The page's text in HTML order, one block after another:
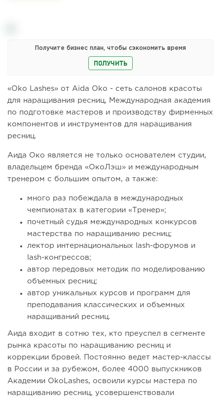
Получите бизнес план, чтобы сэкономить время
ПОЛУЧИТЬ
«Oko Lashes» от Aida Oko - сеть салонов красоты
для наращивания ресниц, Международная академия
по подготовке мастеров и производству фирменных
компонентов и инструментов для наращивания
ресниц.
Аида Око является не только основателем студии,
владельцем бренда «ОкоЛэш» и международным
тренером с большим опытом, а также:
много раз побеждала в международных
чемпионатах в категории «Тренер»;
почетный судья международных конкурсов
мастерства по наращиванию ресниц;
лектор интернациональных lash-форумов и
lash-конгрессов;
автор передовых методик по моделированию
объемных ресниц;
автор уникальных курсов и программ для
преподавания классических и объемных
наращиваний ресниц.
Аида входит в сотню тех, кто преуспел в сегменте
рынка красоты по наращиванию ресниц и
коррекции бровей. Постоянно ведет мастер-классы
в России и за рубежом, более 4000 выпускников
Академии OkoLashes, освоили курсы мастера по
наращиванию ресниц, усовершенствовали